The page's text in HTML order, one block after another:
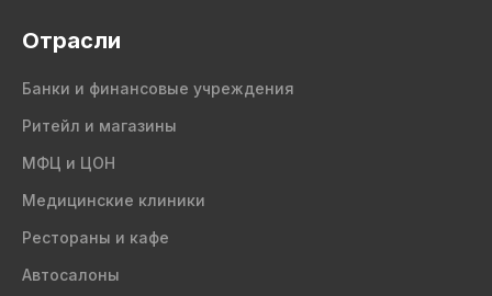
Отрасли
Банки и финансовые учреждения
Ритейл и магазины
МФЦ и ЦОН
Медицинские клиники
Рестораны и кафе
Автосалоны